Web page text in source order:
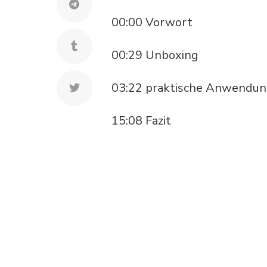
00:00 Vorwort
00:29 Unboxing
03:22 praktische
15:08 Fazit